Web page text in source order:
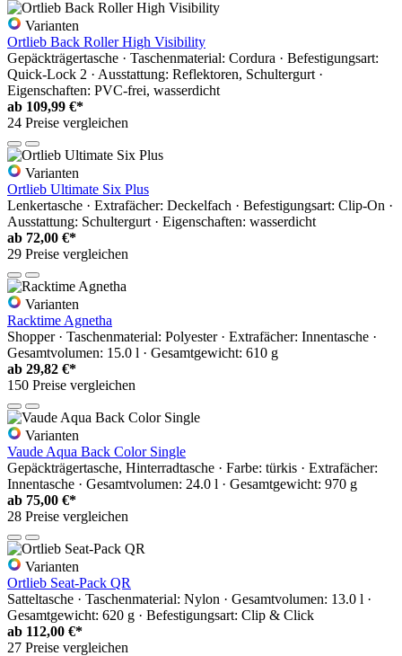
Varianten
Ortlieb Back Roller High Visibility
Gepäckträgertasche · Taschenmaterial: Cordura · Befestigungsart:
Quick-Lock 2 · Ausstattung: Reflektoren, Schultergurt ·
Eigenschaften: PVC-frei, wasserdicht
ab 109,99 €*
24 Preise vergleichen
Varianten
Ortlieb Ultimate Six Plus
Lenkertasche · Extrafächer: Deckelfach · Befestigungsart: Clip-On ·
Ausstattung: Schultergurt · Eigenschaften: wasserdicht
ab 72,00 €*
29 Preise vergleichen
Varianten
Racktime Agnetha
Shopper · Taschenmaterial: Polyester · Extrafächer: Innentasche ·
Gesamtvolumen: 15.0 l · Gesamtgewicht: 610 g
ab 29,82 €*
150 Preise vergleichen
Varianten
Vaude Aqua Back Color Single
Gepäckträgertasche, Hinterradtasche · Farbe: türkis · Extrafächer:
Innentasche · Gesamtvolumen: 24.0 l · Gesamtgewicht: 970 g
ab 75,00 €*
28 Preise vergleichen
Varianten
Ortlieb Seat-Pack QR
Satteltasche · Taschenmaterial: Nylon · Gesamtvolumen: 13.0 l ·
Gesamtgewicht: 620 g · Befestigungsart: Clip & Click
ab 112,00 €*
27 Preise vergleichen